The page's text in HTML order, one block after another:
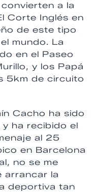
a la
Corte Inglés en
de este tipo
mundo. La
en el Paseo
y los Papá
5km de circuito
Cacho ha sido
ha recibido el
al 25
en Barcelona
no se me
arrancar la
deportiva tan